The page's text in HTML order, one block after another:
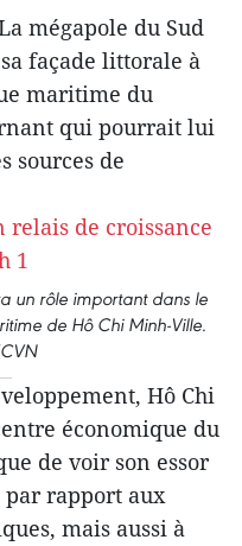
mégapole du Sud
façade littorale à
maritime du
qui pourrait lui
sources de
un rôle important dans le
de Hô Chi Minh-Ville.
Hô Chi
économique du
de voir son essor
rapport aux
mais aussi à